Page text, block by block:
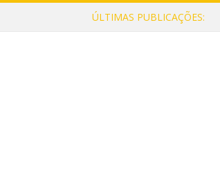
ÚLTIMAS PUBLICAÇÕES: